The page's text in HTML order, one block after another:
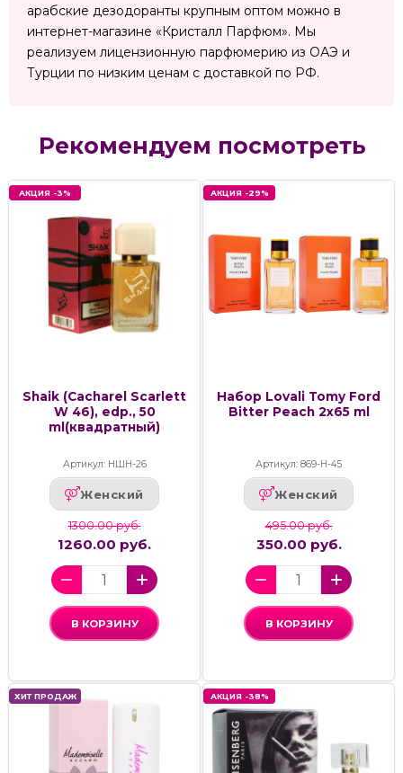
арабские дезодоранты крупным оптом можно в
интернет-магазине «Кристалл Парфюм». Мы
реализуем лицензионную парфюмерию из ОАЭ и
Турции по низким ценам с доставкой по РФ.
Рекомендуем посмотреть
АКЦИЯ -3%
Shaik (Cacharel Scarlett
W 46), edp., 50
ml(квадратный)
Артикул: НШН-26
Женский
1300.00 руб.
1260.00 руб.
В КОРЗИНУ
АКЦИЯ -29%
Набор Lovali Tomy Ford
Bitter Peach 2x65 ml
Артикул: 869-Н-45
Женский
495.00 руб.
350.00 руб.
В КОРЗИНУ
ХИТ ПРОДАЖ АКЦИЯ -38%